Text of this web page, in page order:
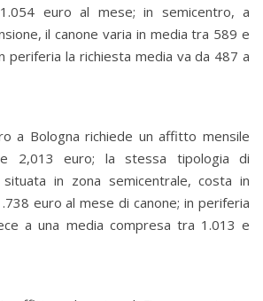
euro al mese; in semicentro, a
il canone varia in media tra 589 e
periferia la richiesta media va da 487 a
a Bologna richiede un affitto mensile
2,013 euro; la stessa tipologia di
in zona semicentrale, costa in
euro al mese di canone; in periferia
a una media compresa tra 1.013 e